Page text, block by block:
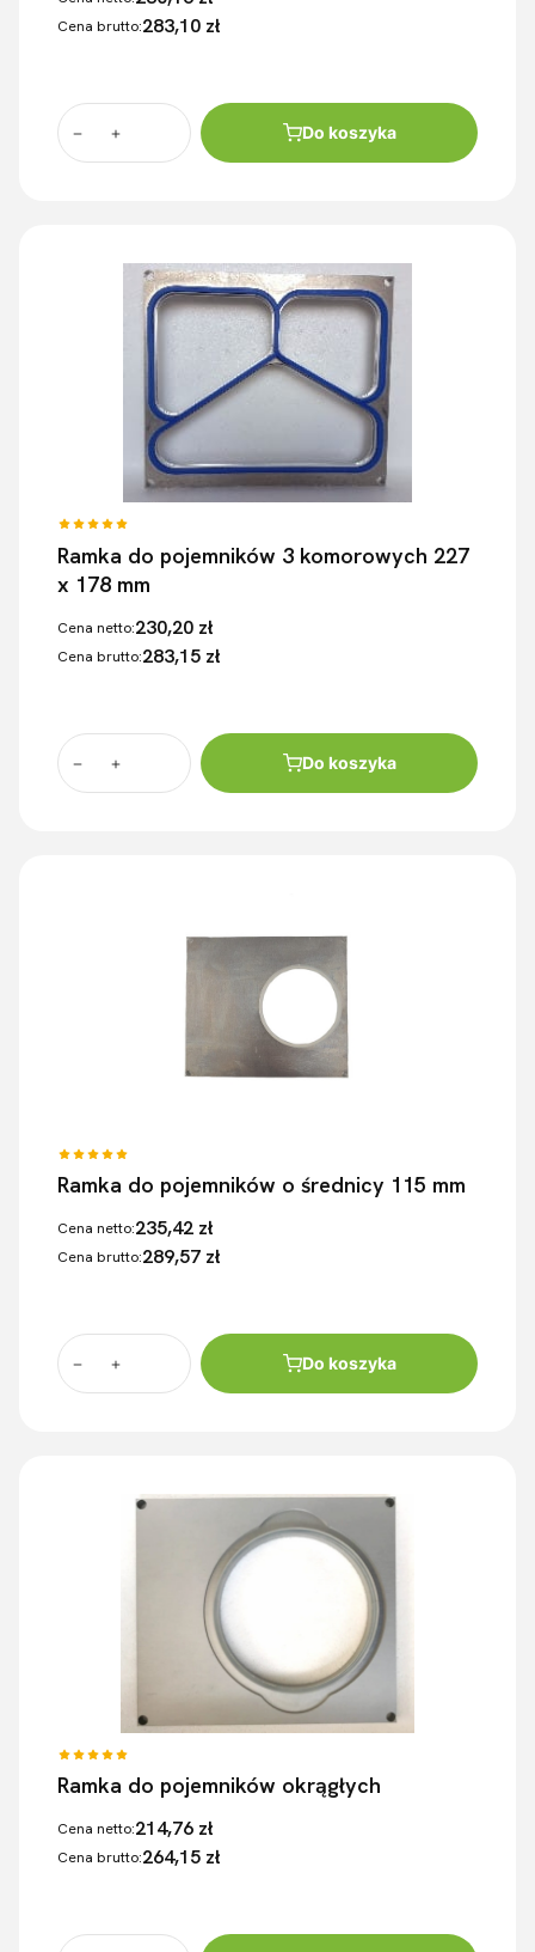
Cena brutto:283,10 zł
Do koszyka
Ramka do pojemników 3 komorowych 227
x 178 mm
Cena netto:230,20 zł
Cena brutto:283,15 zł
Do koszyka
Ramka do pojemników o średnicy 115 mm
Cena netto:235,42 zł
Cena brutto:289,57 zł
Do koszyka
Ramka do pojemników okrągłych
Cena netto:214,76 zł
Cena brutto:264,15 zł